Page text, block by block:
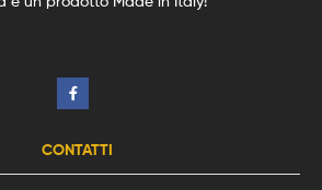
CONTATTI